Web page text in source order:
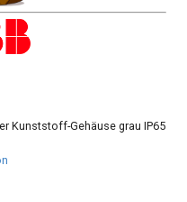
Kunststoff-Gehäuse grau IP65